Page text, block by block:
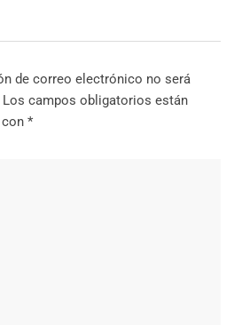
de correo electrónico no será
Los campos obligatorios están
*